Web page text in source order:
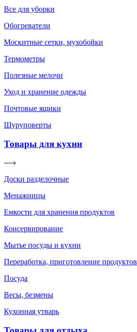
Все для уборки
Обогреватели
Москитные сетки, мухобойки
Термометры
Полезные мелочи
Уход и хранение одежды
Почтовые ящики
Шуруповерты
Товары для кухни
Доски разделочные
Менажницы
Емкости для хранения продуктов
Консервирование
Мытье посуды и кухни
Переработка, приготовление продуктов
Посуда
Весы, безмены
Кухонная утварь